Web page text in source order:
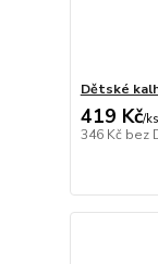
Dětské
419 Kč/ks
346 Kč bez